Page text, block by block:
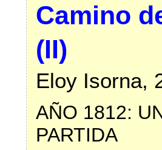
Camino
(II)
Eloy Isorna,
AÑO 1812:
PARTIDA